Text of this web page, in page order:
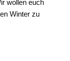
wollen euch
Winter zu